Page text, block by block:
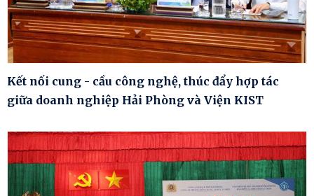
Kết nối cung - cầu công nghệ, thúc đẩy hợp tác
giữa doanh nghiệp Hải Phòng và Viện KIST